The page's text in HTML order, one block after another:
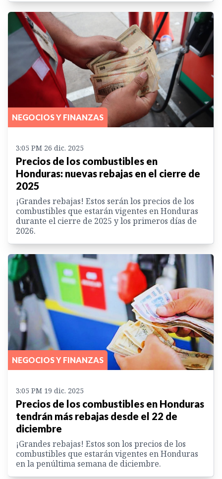
NEGOCIOS Y FINANZAS
3:05 PM 26 dic. 2025
Precios de los combustibles en
Honduras: nuevas rebajas en el cierre de
2025
¡Grandes rebajas! Estos serán los precios de los
combustibles que estarán vigentes en Honduras
durante el cierre de 2025 y los primeros días de
2026.
NEGOCIOS Y FINANZAS
3:05 PM 19 dic. 2025
Precios de los combustibles en Honduras
tendrán más rebajas desde el 22 de
diciembre
¡Grandes rebajas! Estos son los precios de los
combustibles que estarán vigentes en Honduras
en la penúltima semana de diciembre.